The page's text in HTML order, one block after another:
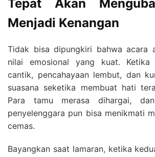
Tepat Akan
Menjadi Kenangan
Tidak bisa dipungkiri bahwa acara
nilai emosional yang kuat. Ketika
cantik, pencahayaan lembut, dan
suasana seketika membuat hati
Para tamu merasa dihargai,
penyelenggara pun bisa menikmati
cemas.
Bayangkan saat lamaran, ketika